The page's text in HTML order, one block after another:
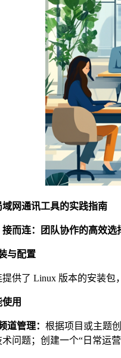
域网通讯工具的实践指南
接而连：团队协作的高效选
与配置
供了 Linux 版本的安装包
用
道管理： 根据项目或主题
问题；创建一个“日常运